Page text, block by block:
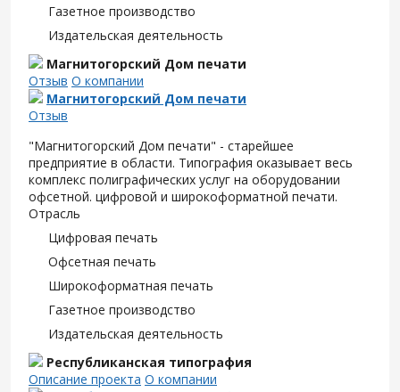
Газетное производство
Издательская деятельность
Магнитогорский Дом печати
Отзыв О компании
Магнитогорский Дом печати
Отзыв
"Магнитогорский Дом печати" - старейшее
предприятие в области. Типография оказывает весь
комплекс полиграфических услуг на оборудовании
офсетной. цифровой и широкоформатной печати.
Отрасль
Цифровая печать
Офсетная печать
Широкоформатная печать
Газетное производство
Издательская деятельность
Республиканская типография
Описание проекта О компании